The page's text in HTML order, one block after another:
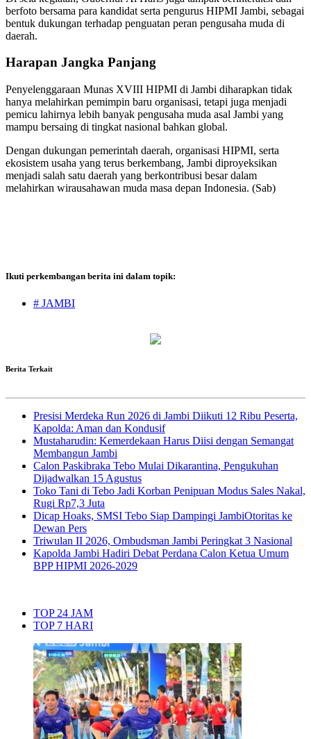
berfoto bersama para kandidat serta pengurus HIPMI Jambi, sebagai
bentuk dukungan terhadap penguatan peran pengusaha muda di
daerah.
Harapan Jangka Panjang
Penyelenggaraan Munas XVIII HIPMI di Jambi diharapkan tidak
hanya melahirkan pemimpin baru organisasi, tetapi juga menjadi
pemicu lahirnya lebih banyak pengusaha muda asal Jambi yang
mampu bersaing di tingkat nasional bahkan global.
Dengan dukungan pemerintah daerah, organisasi HIPMI, serta
ekosistem usaha yang terus berkembang, Jambi diproyeksikan
menjadi salah satu daerah yang berkontribusi besar dalam
melahirkan wirausahawan muda masa depan Indonesia. (Sab)
Ikuti perkembangan berita ini dalam topik:
# JAMBI
Berita Terkait
Presisi Merdeka Run 2026 di Jambi Diikuti 12 Ribu Peserta,
Kapolda: Aman dan Kondusif
Mustaharudin: Kemerdekaan Harus Diisi dengan Semangat
Membangun Jambi
Calon Paskibraka Tebo Mulai Dikarantina, Pengukuhan
Dijadwalkan 15 Agustus
Toko Tani di Tebo Jadi Korban Penipuan Modus Sales Nakal,
Rugi Rp7,3 Juta
Dicap Hoaks, SMSI Tebo Siap Dampingi JambiOtoritas ke
Dewan Pers
Triwulan II 2026, Ombudsman Jambi Peringkat 3 Nasional
Kapolda Jambi Hadiri Debat Perdana Calon Ketua Umum
BPP HIPMI 2026-2029
TOP 24 JAM
TOP 7 HARI